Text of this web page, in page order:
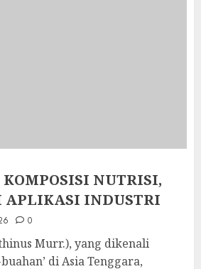
NUTRISI,
APLIKASI INDUSTRI
0
Murr.), yang dikenali
di Asia Tenggara,